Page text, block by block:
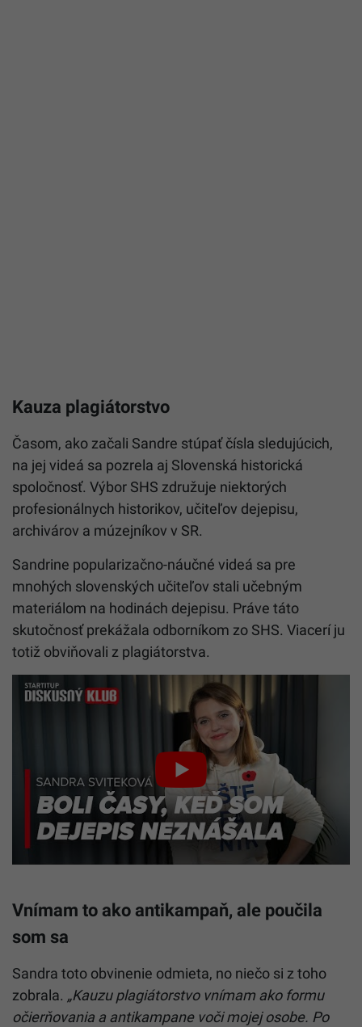
Kauza plagiátorstvo
Časom, ako začali Sandre stúpať čísla sledujúcich,
na jej videá sa pozrela aj Slovenská historická
spoločnosť. Výbor SHS združuje niektorých
profesionálnych historikov, učiteľov dejepisu,
archivárov a múzejníkov v SR.
Sandrine popularizačno-náučné videá sa pre
mnohých slovenských učiteľov stali učebným
materiálom na hodinách dejepisu. Práve táto
skutočnosť prekážala odborníkom zo SHS. Viacerí ju
totiž obviňovali z plagiátorstva.
Vnímam to ako antikampaň, ale poučila
som sa
Sandra toto obvinenie odmieta, no niečo si z toho
zobrala. „Kauzu plagiátorstvo vnímam ako formu
očierňovania a antikampane voči mojej osobe. Po